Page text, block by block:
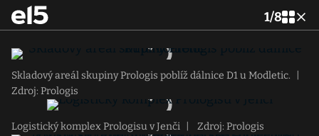
1/8
Skladový areál skupiny Prologis poblíž dálnice D1 u Modletic.
Zdroj: Prologis
Logistický komplex Prologisu v Jenči Zdroj: Prologis